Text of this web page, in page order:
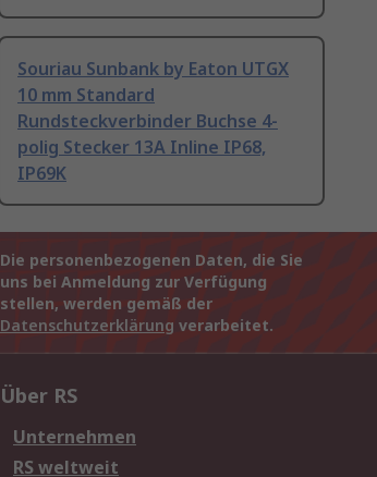
Souriau Sunbank by Eaton UTGX
10 mm Standard
Rundsteckverbinder Buchse 4-
polig Stecker 13A Inline IP68,
IP69K
Die personenbezogenen Daten, die Sie
uns bei Anmeldung zur Verfügung
stellen, werden gemäß der
Datenschutzerklärung verarbeitet.
Über RS
Unternehmen
RS weltweit